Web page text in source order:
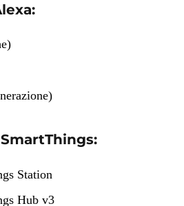
Station
Hub v3